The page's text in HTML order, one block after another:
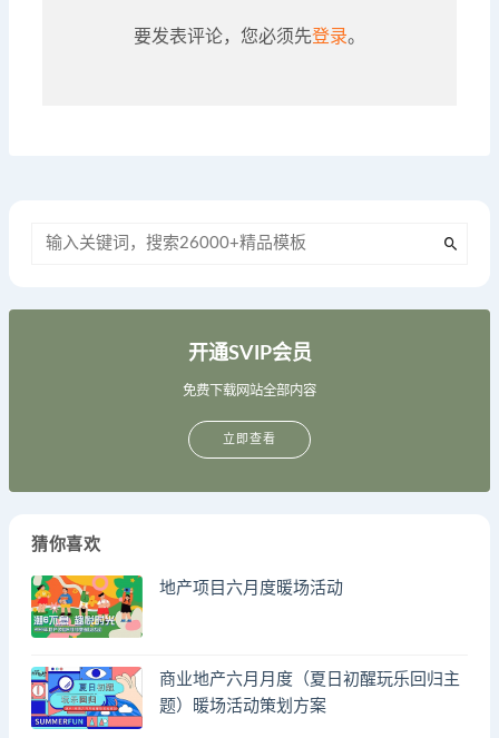
要发表评论，您必须先登录。
开通SVIP会员
免费下载网站全部内容
立即查看
猜你喜欢
地产项目六月度暖场活动
商业地产六月月度（夏日初醒玩乐回归主
题）暖场活动策划方案